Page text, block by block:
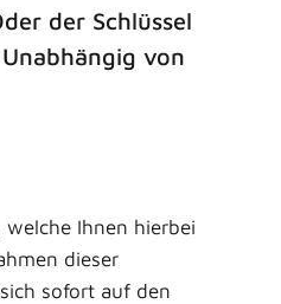
der Schlüssel
von
Ihnen hierbei
dieser
sofort auf den